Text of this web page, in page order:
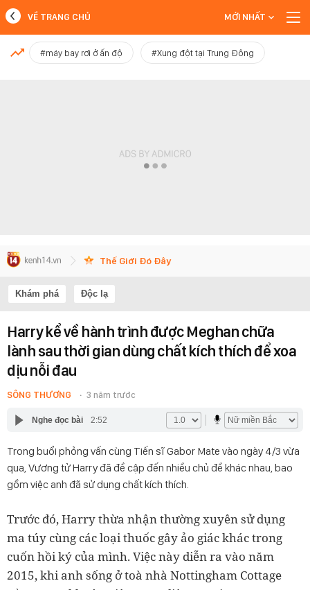
MỚI NHẤT
VỀ TRANG CHỦ MỚI NHẤT
#máy bay rơi ở ấn độ #Xung đột tại Trung Đông
Thế Giới Đó Đây
Khám phá Độc lạ
Harry kể về hành trình được Meghan chữa
lành sau thời gian dùng chất kích thích để xoa
dịu nỗi đau
SÔNG THƯƠNG 3 năm trước
Nghe đọc bài 2:52
Trong buổi phỏng vấn cùng Tiến sĩ Gabor Mate vào ngày 4/3 vừa
qua, Vương tử Harry đã đề cập đến nhiều chủ đề khác nhau, bao
gồm việc anh đã sử dụng chất kích thích.
Trước đó, Harry thừa nhận thường xuyên sử dụng
ma túy cùng các loại thuốc gây ảo giác khác trong
cuốn hồi ký của mình. Việc này diễn ra vào năm
2015, khi anh sống ở toà nhà Nottingham Cottage